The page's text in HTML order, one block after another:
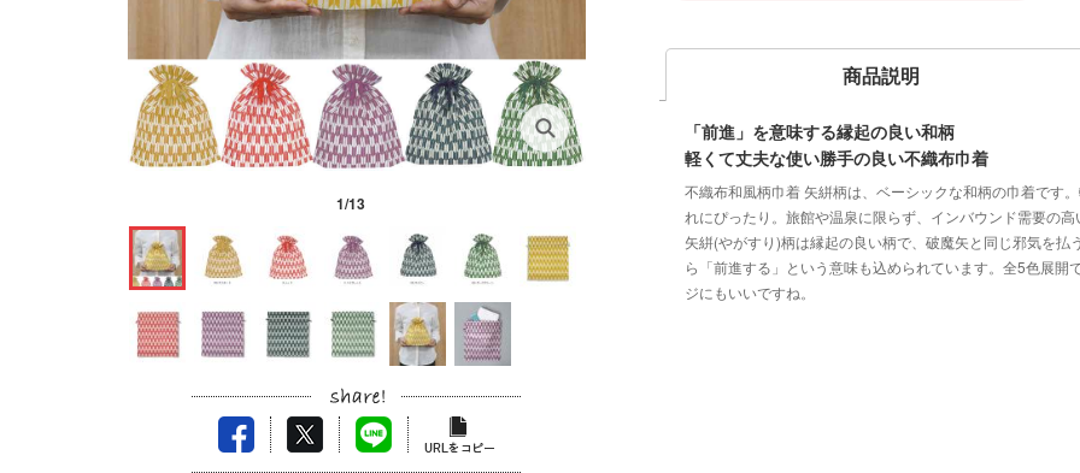
1/13
商品説明
「前進」を意味する縁起の良い和柄
軽くて丈夫な使い勝手の良い不織布巾着
不織布和風柄巾着 矢絣柄は、ベーシックな和柄の巾着です
れにぴったり。旅館や温泉に限らず、インバウンド需要の高
矢絣(やがすり)柄は縁起の良い柄で、破魔矢と同じ邪気を
ら「前進する」という意味も込められています。全5色展
ジにもいいですね。